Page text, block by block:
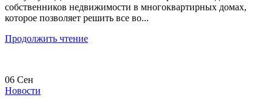
собственников недвижимости в многоквартирных домах,
которое позволяет решить все во...
Продолжить чтение
06 Сен
Новости